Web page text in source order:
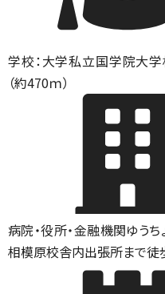
学校：大学私立国学院大
（約470ｍ）
病院・役所・金融機関ゆう
相模原校舎内出張所まで徒